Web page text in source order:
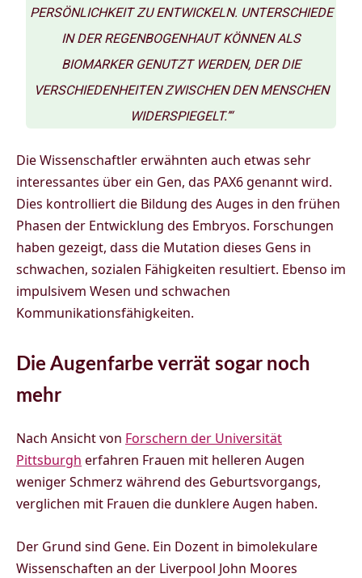
PERSÖNLICHKEIT ZU ENTWICKELN. UNTERSCHIEDE
IN DER REGENBOGENHAUT KÖNNEN ALS
BIOMARKER GENUTZT WERDEN, DER DIE
VERSCHIEDENHEITEN ZWISCHEN DEN MENSCHEN
WIDERSPIEGELT.’“
Die Wissenschaftler erwähnten auch etwas sehr
interessantes über ein Gen, das PAX6 genannt wird.
Dies kontrolliert die Bildung des Auges in den frühen
Phasen der Entwicklung des Embryos. Forschungen
haben gezeigt, dass die Mutation dieses Gens in
schwachen, sozialen Fähigkeiten resultiert. Ebenso im
impulsivem Wesen und schwachen
Kommunikationsfähigkeiten.
Die Augenfarbe verrät sogar noch
mehr
Nach Ansicht von Forschern der Universität
Pittsburgh erfahren Frauen mit helleren Augen
weniger Schmerz während des Geburtsvorgangs,
verglichen mit Frauen die dunklere Augen haben.
Der Grund sind Gene. Ein Dozent in bimolekulare
Wissenschaften an der Liverpool John Moores